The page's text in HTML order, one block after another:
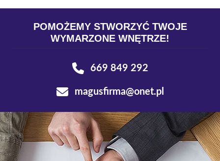
POMOŻEMY STWORZYĆ TWOJE
WYMARZONE WNĘTRZE!
669 849 292
magusfirma@onet.pl